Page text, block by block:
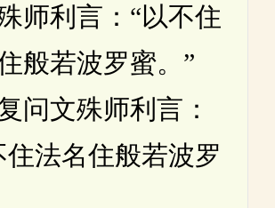
利言：“以不住
般若波罗蜜。”
文殊师利言：
住法名住般若波罗